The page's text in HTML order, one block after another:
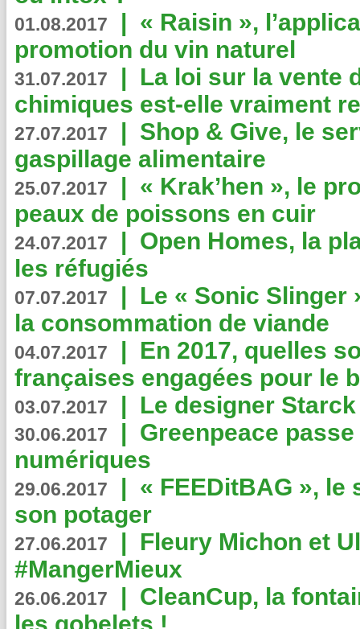
01.08.2017 | « Raisin »,
promotion du vin naturel
31.07.2017 | La loi sur la vente
chimiques est-elle vraiment
27.07.2017 | Shop & Give, le
gaspillage alimentaire
25.07.2017 | « Krak’hen », le
peaux de poissons en cuir
24.07.2017 | Open Homes, la
les réfugiés
07.07.2017 | Le « Sonic Slinger
la consommation de viande
04.07.2017 | En 2017, quelles
françaises engagées pour le
03.07.2017 | Le designer
30.06.2017 | Greenpeace
numériques
29.06.2017 | « FEEDitBAG », le
son potager
27.06.2017 | Fleury Michon et
#MangerMieux
26.06.2017 | CleanCup, la